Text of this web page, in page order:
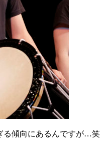
る傾向にあるんですが…笑